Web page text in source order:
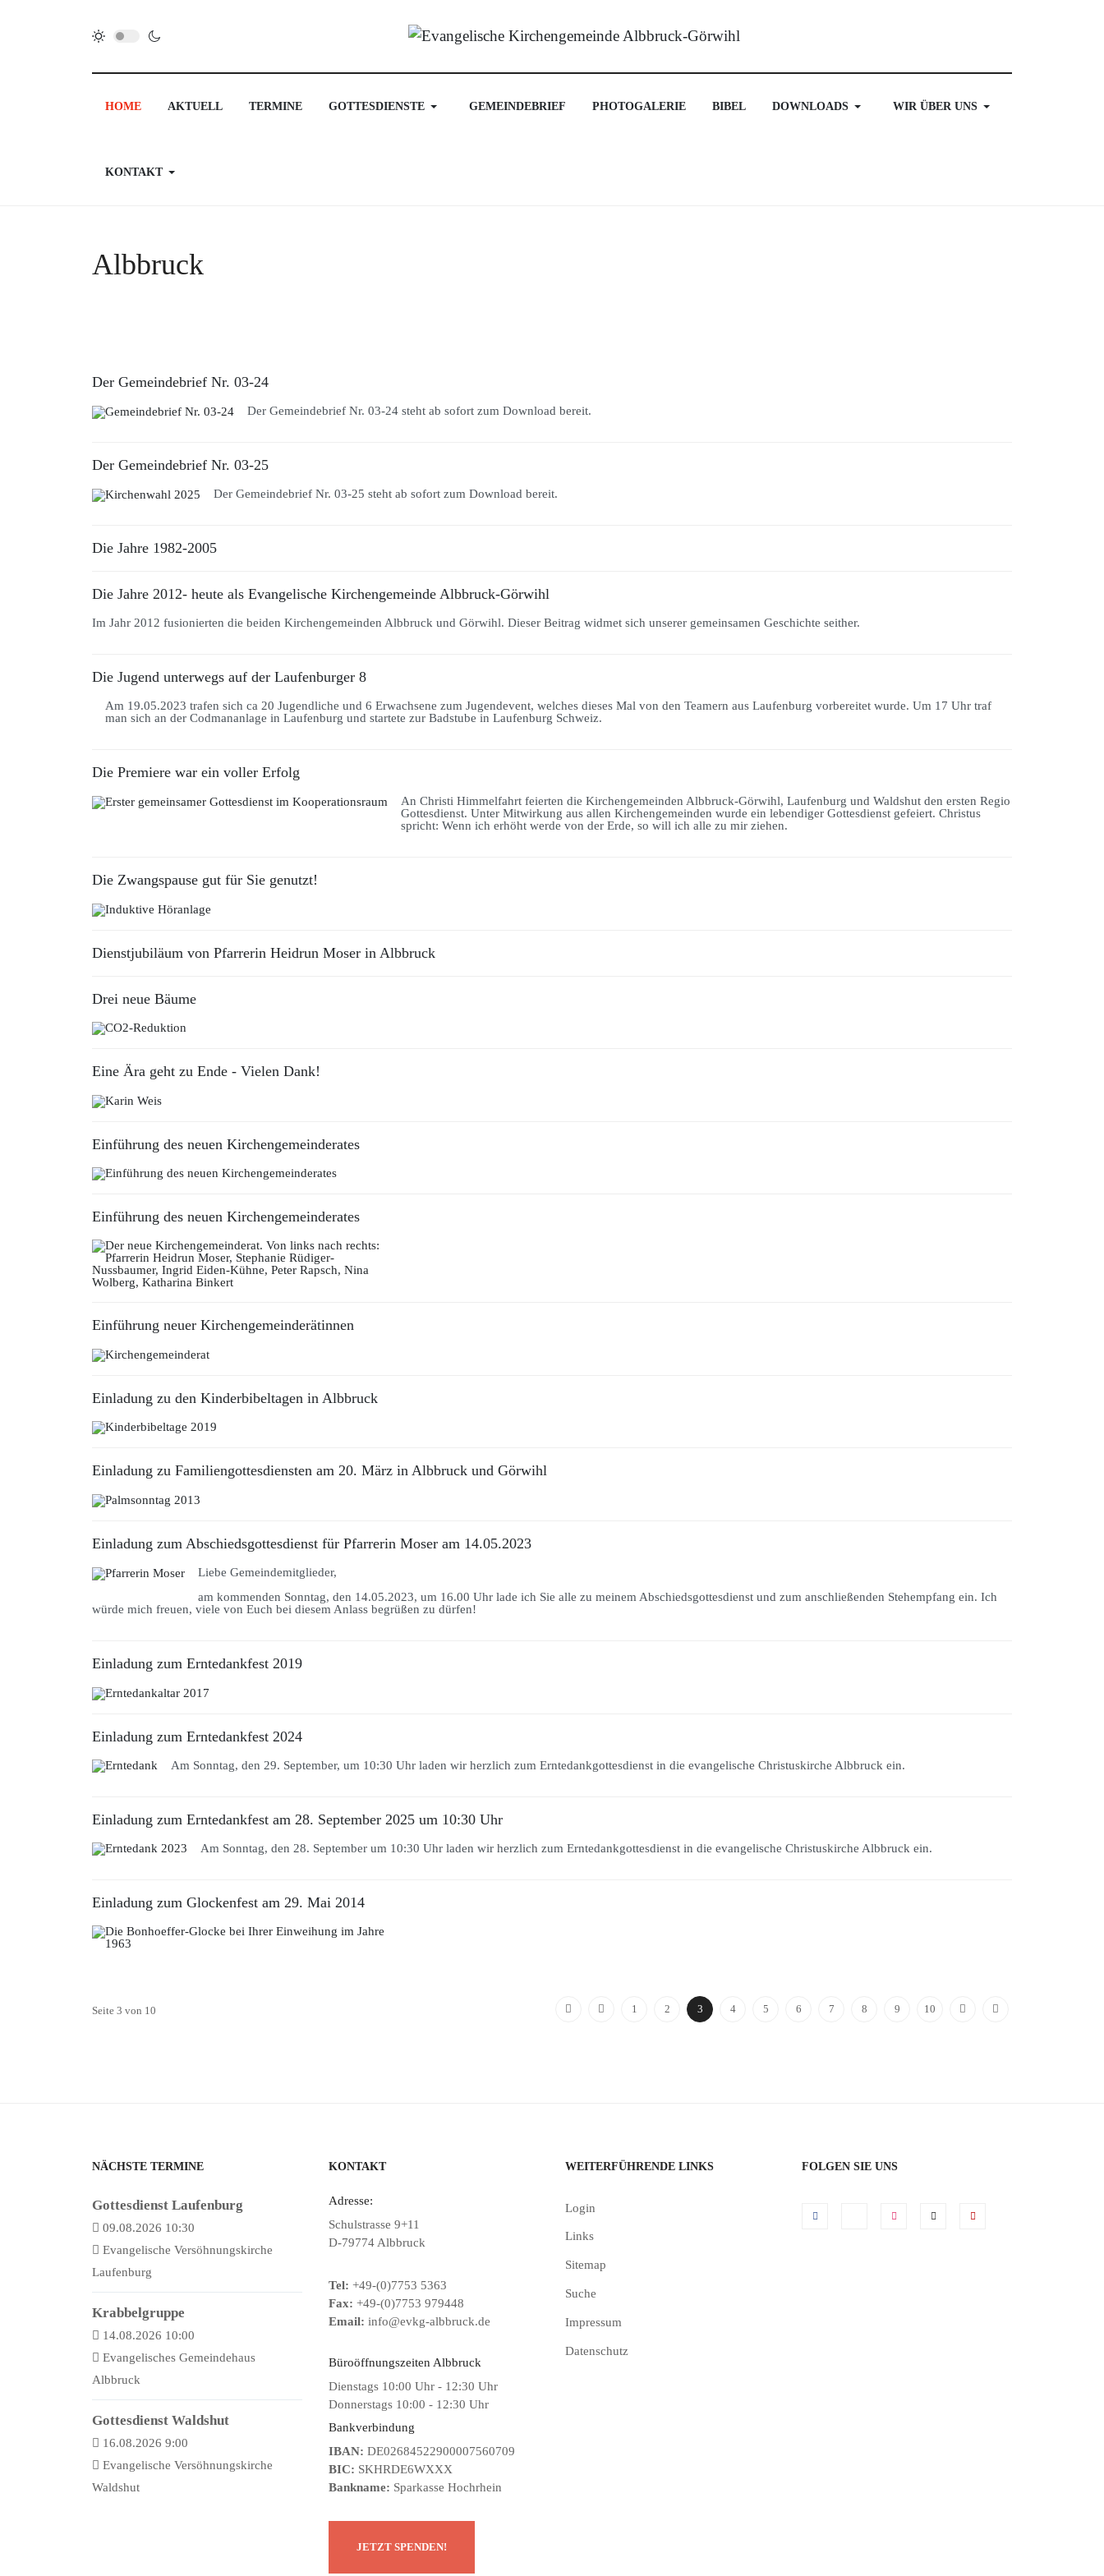
HOME AKTUELL TERMINE GOTTESDIENSTE GEMEINDEBRIEF PHOTOGALERIE BIBEL DOWNLOADS WIR ÜBER UNS
KONTAKT
Albbruck
Der Gemeindebrief Nr. 03-24
Der Gemeindebrief Nr. 03-24 steht ab sofort zum Download bereit.
Der Gemeindebrief Nr. 03-25
Der Gemeindebrief Nr. 03-25 steht ab sofort zum Download bereit.
Die Jahre 1982-2005
Die Jahre 2012- heute als Evangelische Kirchengemeinde Albbruck-Görwihl
Im Jahr 2012 fusionierten die beiden Kirchengemeinden Albbruck und Görwihl. Dieser Beitrag widmet sich unserer gemeinsamen Geschichte seither.
Die Jugend unterwegs auf der Laufenburger 8
Am 19.05.2023 trafen sich ca 20 Jugendliche und 6 Erwachsene zum Jugendevent, welches dieses Mal von den Teamern aus Laufenburg vorbereitet wurde. Um 17 Uhr traf
man sich an der Codmananlage in Laufenburg und startete zur Badstube in Laufenburg Schweiz.
Die Premiere war ein voller Erfolg
An Christi Himmelfahrt feierten die Kirchengemeinden Albbruck-Görwihl, Laufenburg und Waldshut den ersten Regio
Gottesdienst. Unter Mitwirkung aus allen Kirchengemeinden wurde ein lebendiger Gottesdienst gefeiert. Christus
spricht: Wenn ich erhöht werde von der Erde, so will ich alle zu mir ziehen.
Die Zwangspause gut für Sie genutzt!
Dienstjubiläum von Pfarrerin Heidrun Moser in Albbruck
Drei neue Bäume
Eine Ära geht zu Ende - Vielen Dank!
Einführung des neuen Kirchengemeinderates
Einführung des neuen Kirchengemeinderates
Einführung neuer Kirchengemeinderätinnen
Einladung zu den Kinderbibeltagen in Albbruck
Einladung zu Familiengottesdiensten am 20. März in Albbruck und Görwihl
Einladung zum Abschiedsgottesdienst für Pfarrerin Moser am 14.05.2023
Liebe Gemeindemitglieder,
am kommenden Sonntag, den 14.05.2023, um 16.00 Uhr lade ich Sie alle zu meinem Abschiedsgottesdienst und zum anschließenden Stehempfang ein. Ich
würde mich freuen, viele von Euch bei diesem Anlass begrüßen zu dürfen!
Einladung zum Erntedankfest 2019
Einladung zum Erntedankfest 2024
Am Sonntag, den 29. September, um 10:30 Uhr laden wir herzlich zum Erntedankgottesdienst in die evangelische Christuskirche Albbruck ein.
Einladung zum Erntedankfest am 28. September 2025 um 10:30 Uhr
Am Sonntag, den 28. September um 10:30 Uhr laden wir herzlich zum Erntedankgottesdienst in die evangelische Christuskirche Albbruck ein.
Einladung zum Glockenfest am 29. Mai 2014
1 2 3 4 5 6 7 8 9 10
Seite 3 von 10
NÄCHSTE TERMINE
Gottesdienst Laufenburg
09.08.2026 10:30
Evangelische Versöhnungskirche
Laufenburg
Krabbelgruppe
14.08.2026 10:00
Evangelisches Gemeindehaus
Albbruck
Gottesdienst Waldshut
16.08.2026 9:00
Evangelische Versöhnungskirche
Waldshut
KONTAKT
Adresse:
Schulstrasse 9+11
D-79774 Albbruck
Tel: +49-(0)7753 5363
Fax: +49-(0)7753 979448
Email: info@evkg-albbruck.de
Büroöffnungszeiten Albbruck
Dienstags 10:00 Uhr - 12:30 Uhr
Donnerstags 10:00 - 12:30 Uhr
Bankverbindung
IBAN: DE02684522900007560709
BIC: SKHRDE6WXXX
Bankname: Sparkasse Hochrhein
WEITERFÜHRENDE LINKS
Login
Links
Sitemap
Suche
Impressum
Datenschutz
FOLGEN SIE UNS